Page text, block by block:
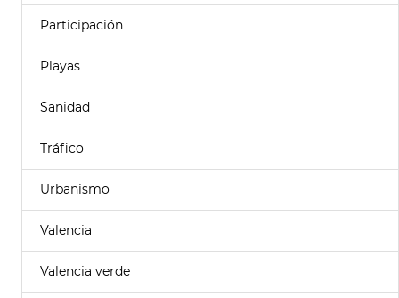
Participación
Playas
Sanidad
Tráfico
Urbanismo
Valencia
Valencia verde